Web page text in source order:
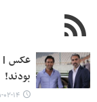
عکس |
بودند!
۱۴۰۵-۰۲-